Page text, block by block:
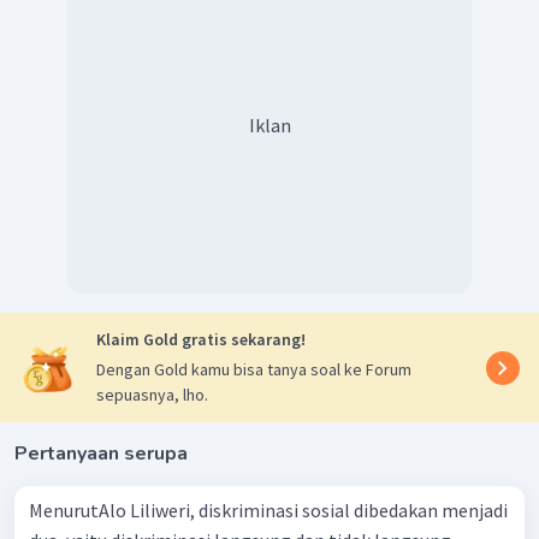
Iklan
Klaim Gold gratis sekarang!
Dengan Gold kamu bisa tanya soal ke Forum
sepuasnya, lho.
Pertanyaan serupa
MenurutAlo Liliweri, diskriminasi sosial dibedakan menjadi